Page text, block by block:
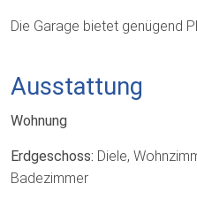
Die Garage bietet genügend
Ausstattung
Wohnung
Erdgeschoss: Diele,
Badezimmer